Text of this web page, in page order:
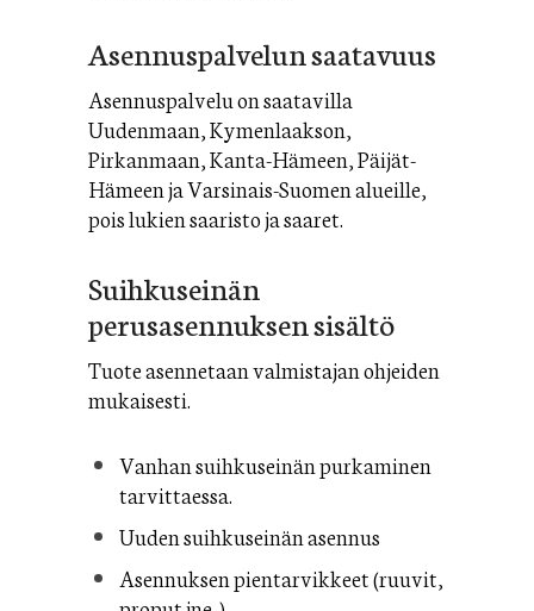
Asennuspalvelun saatavuus
Asennuspalvelu on saatavilla
Uudenmaan, Kymenlaakson,
Pirkanmaan, Kanta-Hämeen, Päijät-
Hämeen ja Varsinais-Suomen alueille,
pois lukien saaristo ja saaret.
Suihkuseinän
perusasennuksen sisältö
Tuote asennetaan valmistajan ohjeiden
mukaisesti.
Vanhan suihkuseinän purkaminen
tarvittaessa.
Uuden suihkuseinän asennus
Asennuksen pientarvikkeet (ruuvit,